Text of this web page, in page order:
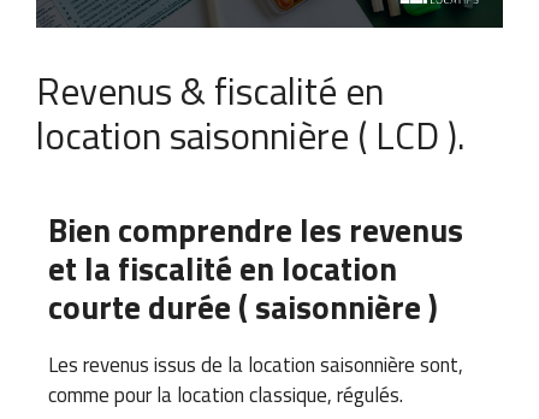
Revenus & fiscalité en
location saisonnière ( LCD ).
Bien comprendre les revenus
et la fiscalité en location
courte durée ( saisonnière )
Les revenus issus de la location saisonnière sont,
comme pour la location classique, régulés.